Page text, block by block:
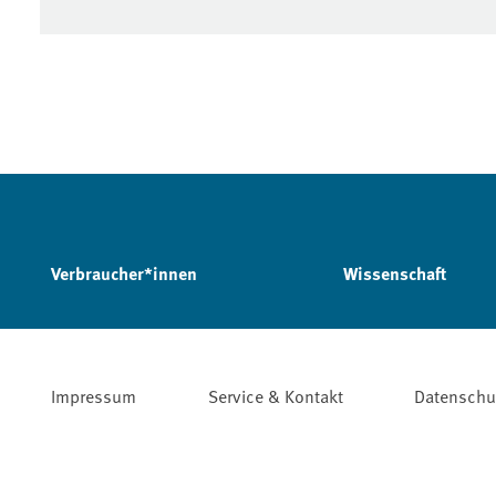
Verbraucher*innen Wissenschaft
Impressum Service & Kontakt